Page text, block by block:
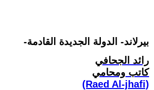
-بيرلاند- الدولة الجديدة القادمة
رائد الجحافي
كاتب ومحامي
(Raed Al-jhafi)